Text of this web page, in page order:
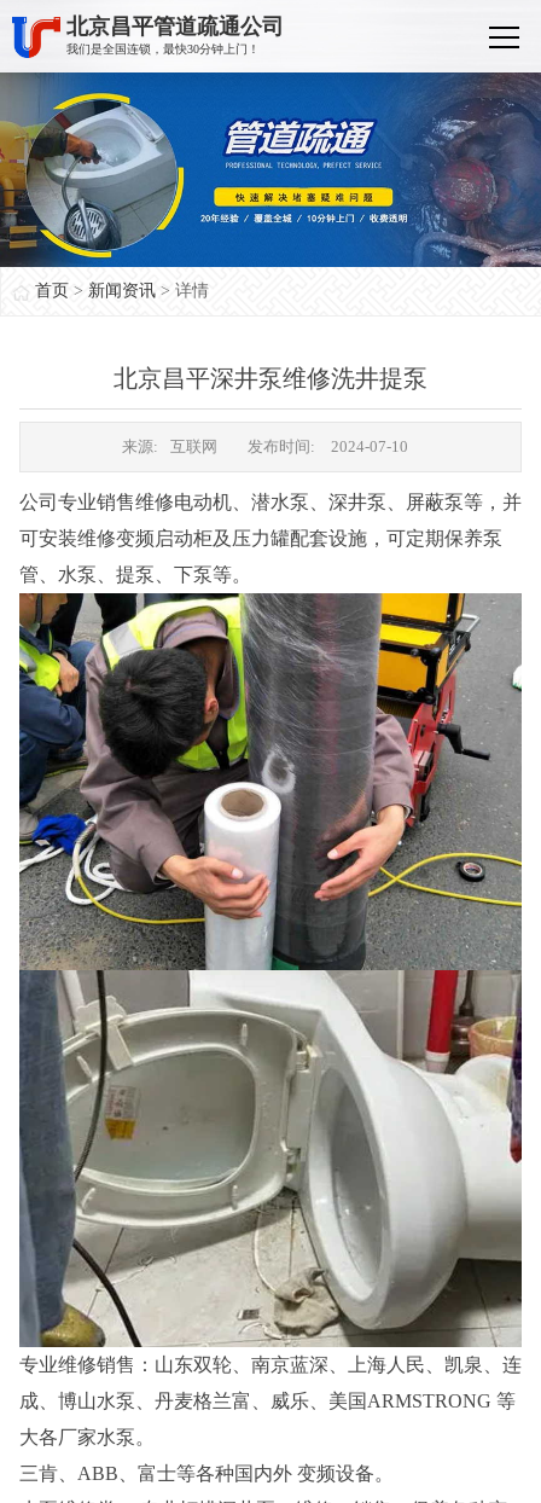
北京昌平管道疏通公司
我们是全国连锁，最快30分钟上门！
首页 > 新闻资讯 > 详情
北京昌平深井泵维修洗井提泵
来源: 互联网 发布时间: 2024-07-10
公司专业销售维修电动机、潜水泵、深井泵、屏蔽泵等，并
可安装维修变频启动柜及压力罐配套设施，可定期保养泵
管、水泵、提泵、下泵等。
专业维修销售：山东双轮、南京蓝深、上海人民、凯泉、连
成、博山水泵、丹麦格兰富、威乐、美国ARMSTRONG 等
大各厂家水泵。
三肯、ABB、富士等各种国内外 变频设备。